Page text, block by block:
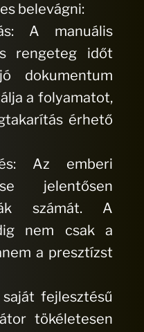
belevágni:
A manuális
rengeteg időt
dokumentum
a folyamatot,
érhető
Az emberi
jelentősen
számát. A
nem csak a
a presztízst
fejlesztésű
tökéletesen